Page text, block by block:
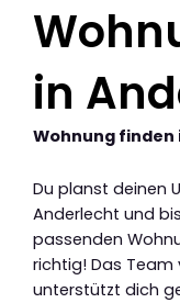
in
Wohnung finden
Du planst deinen
Anderlecht und
passenden
richtig! Das Team
unterstützt dich